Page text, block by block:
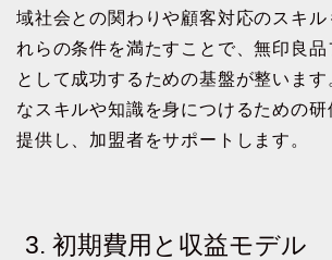
域社会との関わりや顧客対応のスキル
れらの条件を満たすことで、無印良
として成功するための基盤が整いま
なスキルや知識を身につけるための研
提供し、加盟者をサポートします。
3. 初期費用と収益モデル